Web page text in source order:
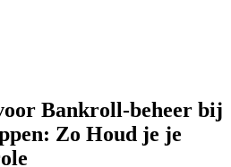
Bankroll‑beheer bij
Zo Houd je je